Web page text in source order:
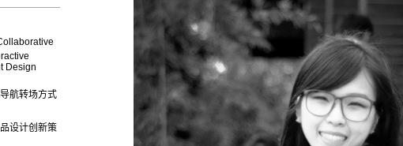
Design
航转场方式
设计创新策